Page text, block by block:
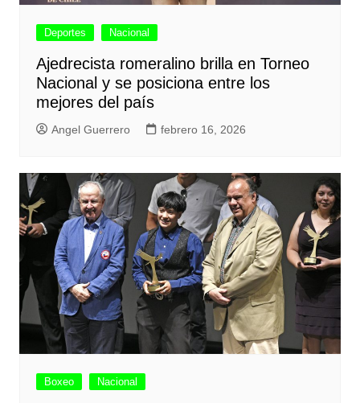
Deportes Nacional
Ajedrecista romeralino brilla en Torneo
Nacional y se posiciona entre los
mejores del país
Angel Guerrero febrero 16, 2026
Boxeo Nacional